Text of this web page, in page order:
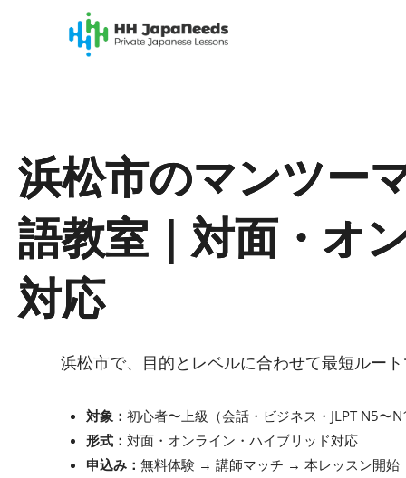
浜松市のマンツー
語教室｜対面・オ
対応
浜松市で、目的とレベルに合わせて最短ルー
対象： 初心者〜上級（会話・ビジネス・JLPT N5〜
形式： 対面・オンライン・ハイブリッド対応
申込み： 無料体験 → 講師マッチ → 本レッスン開始